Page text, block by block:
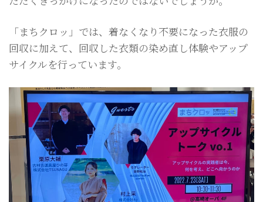
「まちクロッ」では、着なくなり不要になった衣服の
回収に加えて、回収した衣類の染め直し体験やアップ
サイクルを行っています。